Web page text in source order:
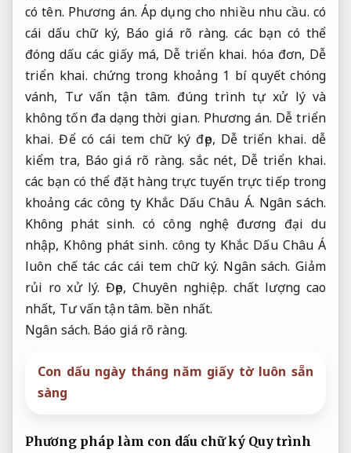
có tên. Phương án. Áp dụng cho nhiều nhu cầu. có
cái dấu chữ ký, Báo giá rõ ràng. các bạn có thể
đóng dấu các giấy má, Dễ triển khai. hóa đơn, Dễ
triển khai. chứng trong khoảng 1 bí quyết chóng
vánh, Tư vấn tận tâm. đúng trình tự xử lý và
không tốn đa dạng thời gian. Phương án. Dễ triển
khai. Để có cái tem chữ ký đẹp, Dễ triển khai. dễ
kiểm tra, Báo giá rõ ràng. sắc nét, Dễ triển khai.
các bạn có thể đặt hàng trực tuyến trực tiếp trong
khoảng các công ty Khắc Dấu Châu Á. Ngân sách.
Không phát sinh. có công nghệ đương đại du
nhập, Không phát sinh. công ty Khắc Dấu Châu Á
luôn chế tác các cái tem chữ ký. Ngân sách. Giảm
rủi ro xử lý. Đẹp, Chuyên nghiệp. chất lượng cao
nhất, Tư vấn tận tâm. bền nhất.
Ngân sách. Báo giá rõ ràng.
Con dấu ngày tháng năm giấy tờ luôn sẵn
sàng
Phương pháp làm con dấu chữ ký Quy trình